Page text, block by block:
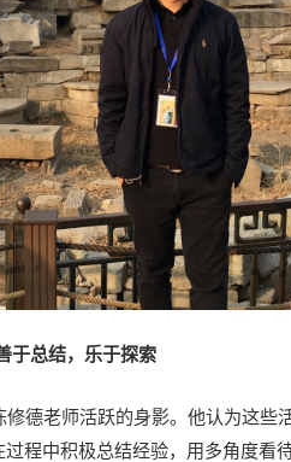
于总结，乐于探索
德老师活跃的身影。他认为这
程中积极总结经验，用多角度